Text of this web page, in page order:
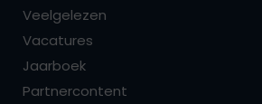
Veelgelezen
Vacatures
Jaarboek
Partnercontent